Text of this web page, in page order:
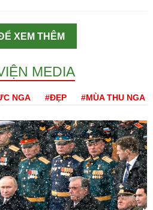
XEM THÊM
MEDIA
NGA #ĐẸP #MÙA THU NGA